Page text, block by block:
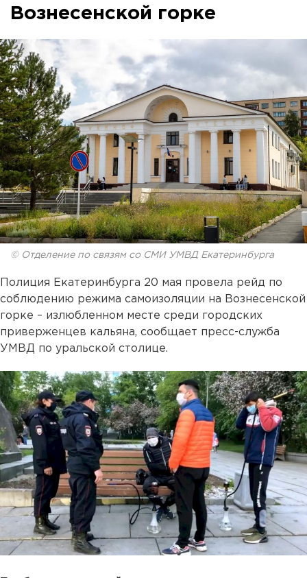
Вознесенской горке
© Отделение по связям со СМИ УМВД Екатеринбурга
Полиция Екатеринбурга 20 мая провела рейд по
соблюдению режима самоизоляции на Вознесенской
горке – излюбленном месте среди городских
приверженцев кальяна, сообщает пресс-служба
УМВД по уральской столице.